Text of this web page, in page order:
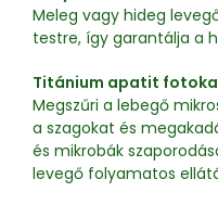
Meleg vagy hideg
testre, így garantálja a
Titánium apatit
Megszűri a lebegő
a szagokat és
és mikrobák
levegő folyamatos